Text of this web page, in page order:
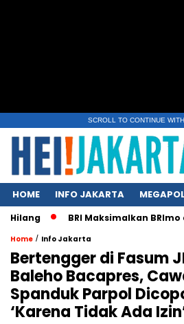
SCROLL TO CONTINUE
HOME INFO JAKARTA
BRI Maksimalkan BRImo
Home / Info Jakarta
Bertengger di Fasum
Baleho Bacapres,
Spanduk Parpol
‘Karena Tidak Ada